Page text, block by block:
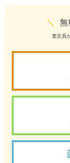
＼ 無
査定員